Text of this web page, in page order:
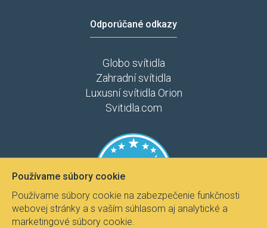
Odporúčané odkazy
Globo svítidla
Zahradní svítidla
Luxusní svítidla Orion
Svitidla.com
Používame súbory cookie
Používame súbory cookie na zabezpečenie funkčnosti
webovej stránky a s vaším súhlasom aj analytické a
marketingové súbory cookie.